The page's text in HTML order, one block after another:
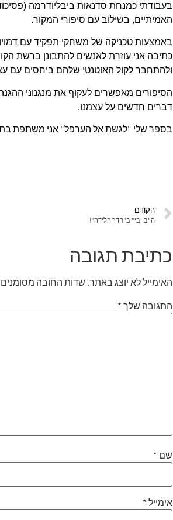
בעבודתי כמנחת סדנאות ביבליודרמה
האמיתיים, בשילוב עם סיפורי המקור.
באמצעות טכניקה של משחקי תפקיד עם
כתיבה אני עוזרת לאנשים להתבונן ברשת
ולהתחבר לקול האוטנטי שלהם ביחסים עם
הסיפורים מאפשרים לעקוף את מנגנוני
דברים חדשים על עצמנו.
בספר שלי "לגשת אל הערפל" אני משתפת
הקודם
ה"בייבי" ב"חדר הלידה"!
כתיבת תגובה
האימייל לא יוצג באתר. שדות החובה מסומנים
התגובה שלך*
שם *
אימייל*